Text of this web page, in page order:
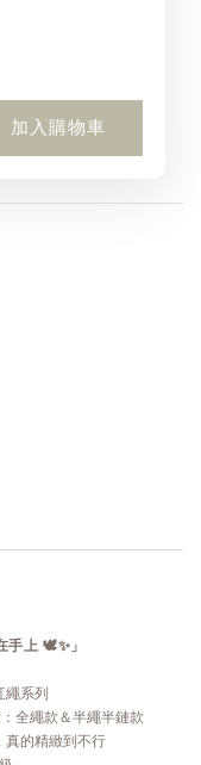
加入購物車
手上 🕊️✨」
繩系列
全繩款＆半繩半鏈款
真的精緻到不行